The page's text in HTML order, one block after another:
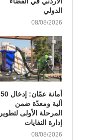
الدولي
08/08/2026
أمانة عمّان: إدخال 50
آلية ومعدّة ضمن
المرحلة الأولى لتطوير
إدارة النفايات
08/08/2026